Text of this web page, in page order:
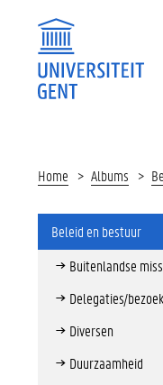
Home Albums
Beleid en bestuur
Buitenlandse
Delegaties/
Diversen
Duurzaamheid